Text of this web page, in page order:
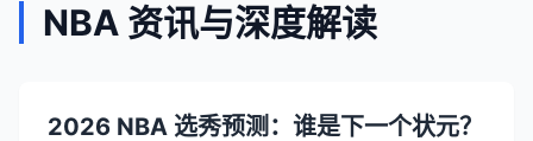
NBA 资讯与深度解读
2026 NBA 选秀预测：谁是下一个状元？